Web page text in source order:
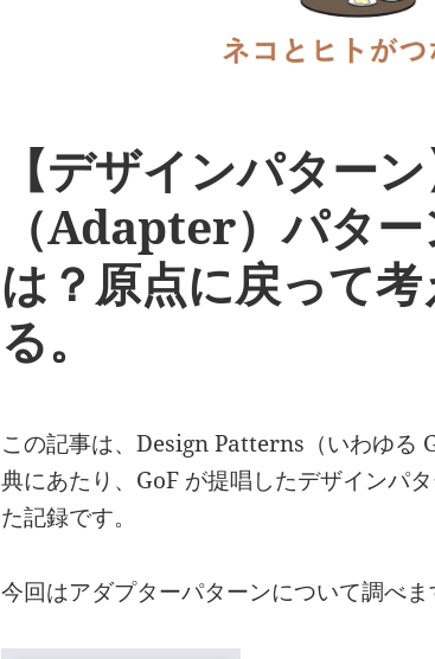
【デザインパター
（Adapter）パタ
は？原点に戻って
る。
この記事は、Design Patterns（いわゆる
典にあたり、GoF が提唱したデザインパ
た記録です。
今回はアダプターパターンについて調べま